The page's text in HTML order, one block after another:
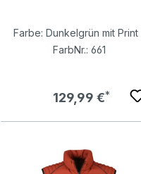
Farbe: Dunkelgrün mit Print
FarbNr.: 661
Regulärer
129,99 €